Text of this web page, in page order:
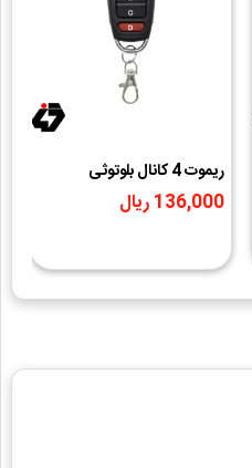
ریموت 4 کانال بلوتوثی
Duplicator طرح آزرایی
433MHz
136,000 ریال